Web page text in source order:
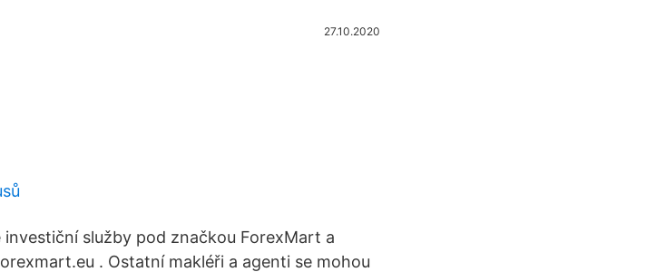
27.10.2020
investiční služby pod značkou ForexMart a
. Ostatní makléři a agenti se mohou